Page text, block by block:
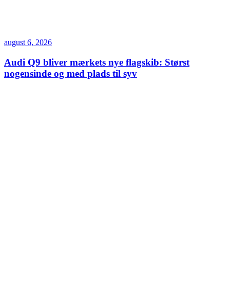
august 6, 2026
Audi Q9 bliver mærkets nye flagskib: Størst
nogensinde og med plads til syv